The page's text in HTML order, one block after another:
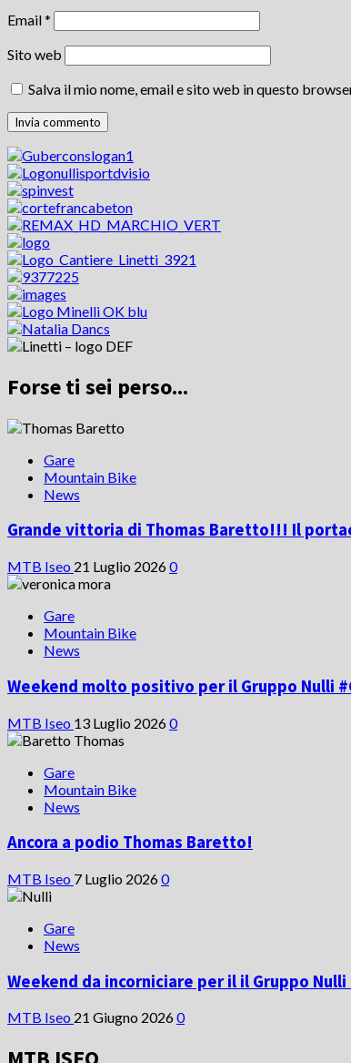
Email*
Sito web
Salva il mio nome, email e sito web in questo
Forse ti sei perso...
Gare
Mountain Bike
News
Grande vittoria di Thomas Baretto!!! Il
MTB Iseo 21 Luglio 20260
Gare
Mountain Bike
News
Weekend molto positivo per il Gruppo Nulli
MTB Iseo 13 Luglio 20260
Gare
Mountain Bike
News
Ancora a podio Thomas Baretto!
MTB Iseo 7 Luglio 20260
Gare
News
Weekend da incorniciare per il il Gruppo
MTB Iseo 21 Giugno 20260